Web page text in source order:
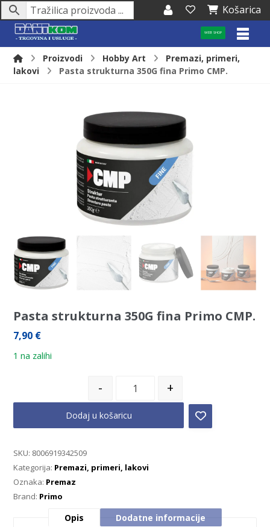
Košarica
WEB SHOP
Proizvodi Hobby Art
Premazi, primeri,
lakovi
Pasta strukturna 350G fina Primo CMP.
Pasta strukturna 350G fina Primo CMP.
7,90 €
1 na zalihi
- +
Dodaj u košaricu
SKU: 8006919342509
Kategorija: Premazi, primeri, lakovi
Oznaka: Premaz
Brand: Primo
Opis Dodatne informacije